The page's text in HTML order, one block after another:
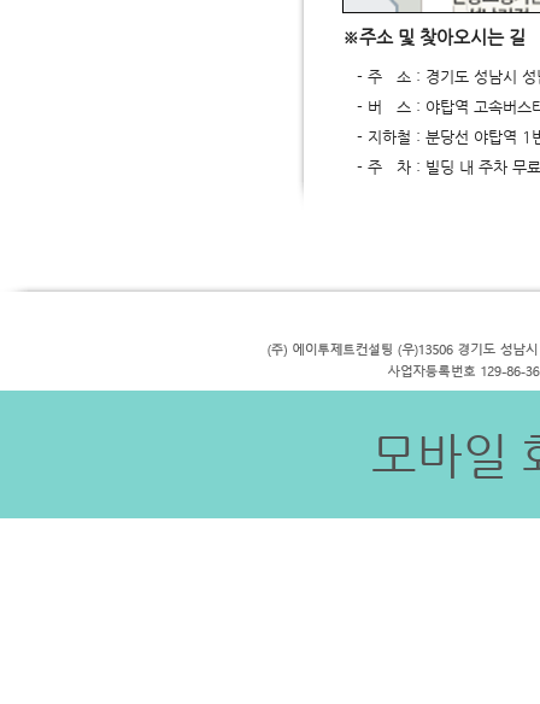
※주소 및 찾아오시는 길
- 주 소 : 경기도 성남시 성
- 버 스 : 야탑역 고속버스
- 지하철 : 분당선 야탑역 1
- 주 차 : 빌딩 내 주차 무료
모바일